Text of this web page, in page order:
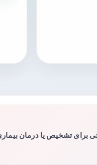
تشخیص یا درمان